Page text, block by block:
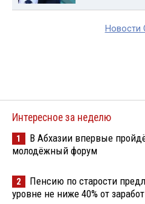
Новости
Интересное за неделю
1
В Абхазии впервые
молодёжный форум
2
Пенсию по старости
уровне не ниже 40% от